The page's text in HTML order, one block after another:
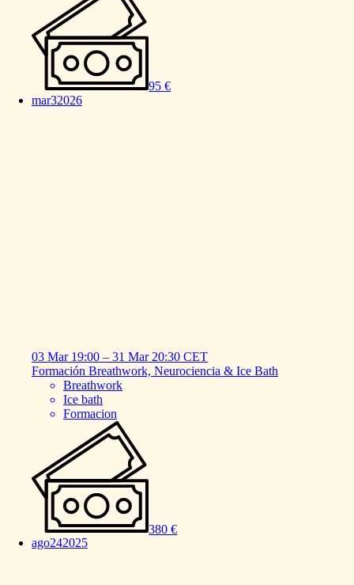
95 €
mar32026
03 Mar 19:00 – 31 Mar 20:30 CET
Formación Breathwork, Neurociencia & Ice Bath
Breathwork
Ice bath
Formacion
380 €
ago242025